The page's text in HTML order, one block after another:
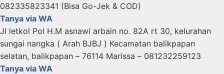
082335823341 (Bisa Go-Jek & COD)
Tanya via WA
Jl letkol Pol H.M asnawi arbain no. 82A rt 30, kelurahan
sungai nangka ( Arah BJBJ ) Kecamatan balikpapan
selatan, balikpapan – 76114 Marissa – 081232259123
Tanya via WA